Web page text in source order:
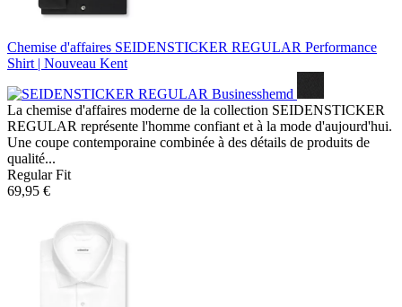
Chemise d'affaires SEIDENSTICKER REGULAR Performance
Shirt | Nouveau Kent
La chemise d'affaires moderne de la collection SEIDENSTICKER
REGULAR représente l'homme confiant et à la mode d'aujourd'hui.
Une coupe contemporaine combinée à des détails de produits de
qualité...
Regular Fit
69,95 €